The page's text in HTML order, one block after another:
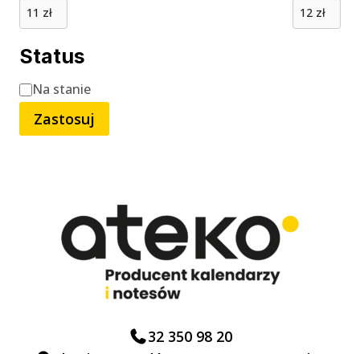
Status
Status
Na stanie
Zastosuj
32 350 98 20